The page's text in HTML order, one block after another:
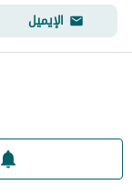
الإيميل